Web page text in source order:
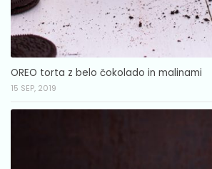
OREO torta z belo čokolado in malinami
15 SEP, 2019